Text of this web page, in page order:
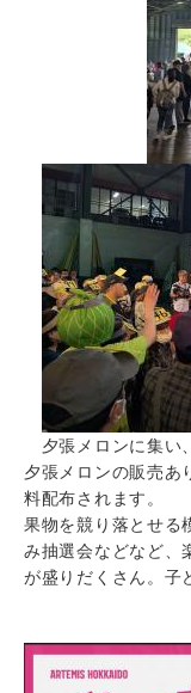
夕張メロンに集い
夕張メロンの販売あ
料配布されます。
果物を競り落とせる
み抽選会などなど、
が盛りだくさん。子